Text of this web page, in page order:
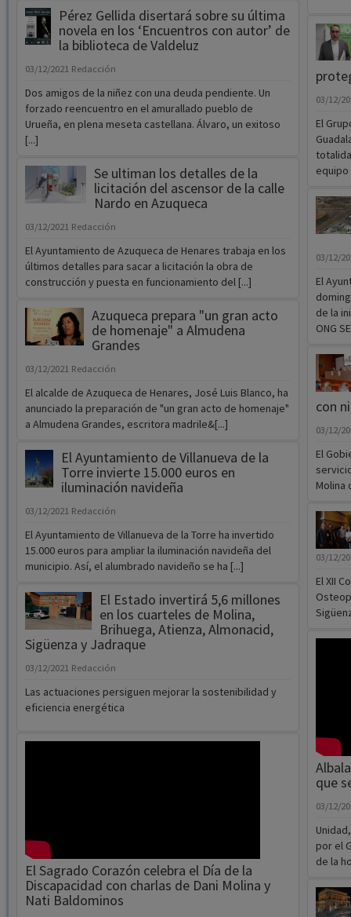
Pérez Gellida disertará sobre su última
novela en los ‘Encuentros con autor’ de
la biblioteca de Valdeluz
03/12/2021 Redacción
Dos amigos de la niñez con una deuda pendiente. Un
forzado reencuentro en el amurallado pueblo de
Urueña, en plena meseta castellana. Álvaro, un exitoso
[...]
Se ultiman los detalles de la
licitación del ascensor de la calle
Nardo en Azuqueca
03/12/2021 Redacción
El Ayuntamiento de Azuqueca de Henares trabaja en los
últimos detalles para sacar a licitación la obra de
construcción y puesta en funcionamiento del [...]
Azuqueca prepara "un gran acto
de homenaje" a Almudena
Grandes
03/12/2021 Redacción
El alcalde de Azuqueca de Henares, José Luis Blanco, ha
anunciado la preparación de "un gran acto de homenaje"
a Almudena Grandes, escritora madrile&[...]
El Ayuntamiento de Villanueva de la
Torre invierte 15.000 euros en
iluminación navideña
03/12/2021 Redacción
El Ayuntamiento de Villanueva de la Torre ha invertido
15.000 euros para ampliar la iluminación navideña del
municipio. Así, el alumbrado navideño se ha [...]
El Estado invertirá 5,6 millones
en los cuarteles de Molina,
Brihuega, Atienza, Almonacid,
Sigüenza y Jadraque
03/12/2021 Redacción
Las actuaciones persiguen mejorar la sostenibilidad y
eficiencia energética
El Sagrado Corazón celebra el Día de la
Discapacidad con charlas de Dani Molina y
Nati Baldominos
03/12/
El
equipo
03/12/
El
de la
ONG
con
03/12/
El
Molina
03/12/
El XII
que
03/12/
por el
de la